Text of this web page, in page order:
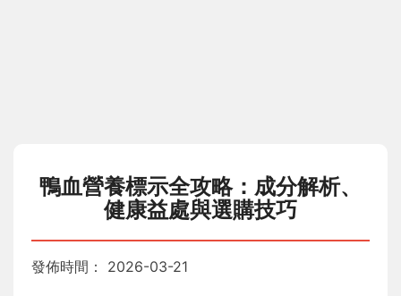
鴨血營養標示全攻略：成分解析、
健康益處與選購技巧
發佈時間： 2026-03-21